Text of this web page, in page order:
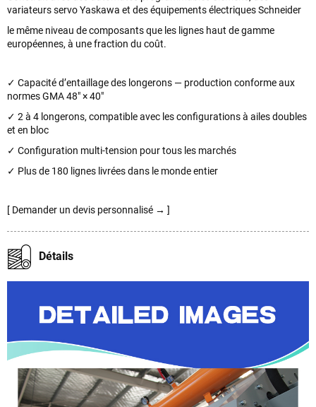
variateurs servo Yaskawa et des équipements électriques Schneider
le même niveau de composants que les lignes haut de gamme
européennes, à une fraction du coût.
✓ Capacité d’entaillage des longerons — production conforme aux
normes GMA 48" × 40"
✓ 2 à 4 longerons, compatible avec les configurations à ailes doubles
et en bloc
✓ Configuration multi-tension pour tous les marchés
✓ Plus de 180 lignes livrées dans le monde entier
[ Demander un devis personnalisé → ]
Détails